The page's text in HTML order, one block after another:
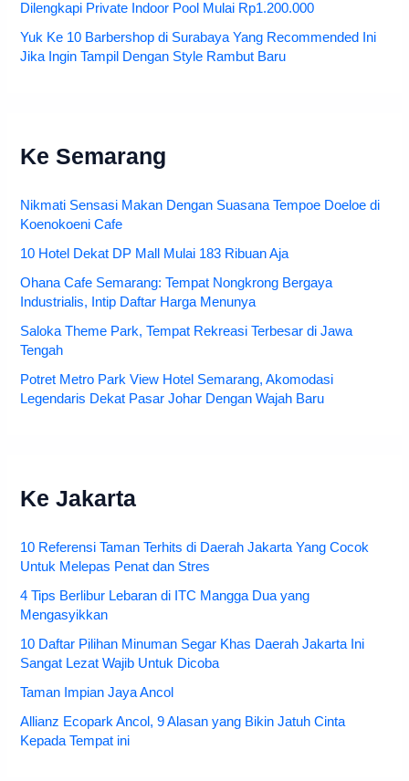
Dilengkapi Private Indoor Pool Mulai Rp1.200.000
Yuk Ke 10 Barbershop di Surabaya Yang Recommended Ini
Jika Ingin Tampil Dengan Style Rambut Baru
Ke Semarang
Nikmati Sensasi Makan Dengan Suasana Tempoe Doeloe di
Koenokoeni Cafe
10 Hotel Dekat DP Mall Mulai 183 Ribuan Aja
Ohana Cafe Semarang: Tempat Nongkrong Bergaya
Industrialis, Intip Daftar Harga Menunya
Saloka Theme Park, Tempat Rekreasi Terbesar di Jawa
Tengah
Potret Metro Park View Hotel Semarang, Akomodasi
Legendaris Dekat Pasar Johar Dengan Wajah Baru
Ke Jakarta
10 Referensi Taman Terhits di Daerah Jakarta Yang Cocok
Untuk Melepas Penat dan Stres
4 Tips Berlibur Lebaran di ITC Mangga Dua yang
Mengasyikkan
10 Daftar Pilihan Minuman Segar Khas Daerah Jakarta Ini
Sangat Lezat Wajib Untuk Dicoba
Taman Impian Jaya Ancol
Allianz Ecopark Ancol, 9 Alasan yang Bikin Jatuh Cinta
Kepada Tempat ini